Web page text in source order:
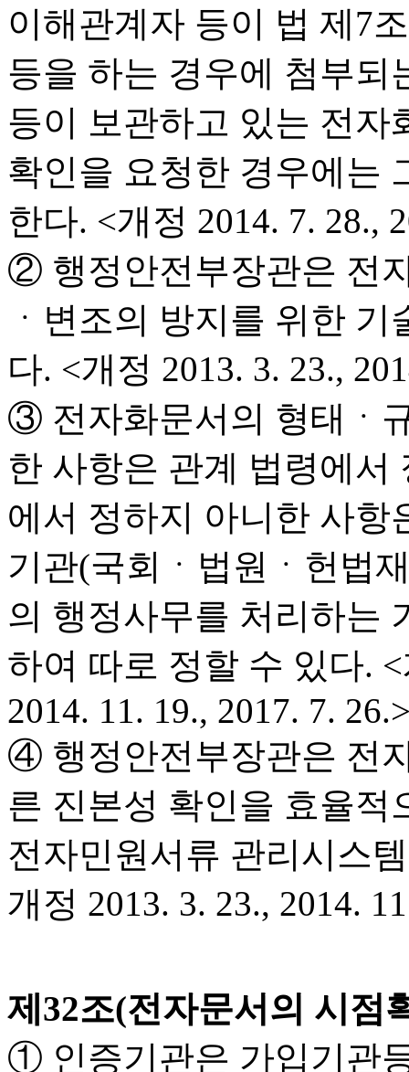
이해관계자 등이 법 제7
등을 하는 경우에 첨부되
등이 보관하고 있는 전자
확인을 요청한 경우에는
한다. <개정 2014. 7. 28.,
② 행정안전부장관은 전
ㆍ변조의 방지를 위한
다. <개정 2013. 3. 23.,
③ 전자화문서의 형태ㆍ
한 사항은 관계 법령에서
에서 정하지 아니한 사항
기관(국회ㆍ법원ㆍ헌법
의 행정사무를 처리하는
하여 따로 정할 수 있다. <
2014. 11. 19., 2017. 7.
④ 행정안전부장관은 전
른 진본성 확인을 효율적
전자민원서류 관리시스
개정 2013. 3. 23., 2014.
제32조(전자문서의 시점
① 인증기관은 가입기관